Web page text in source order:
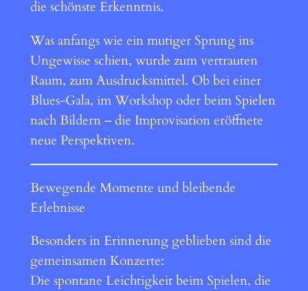
die schönste Erkenntnis.
Was anfangs wie ein mutiger Sprung ins
Ungewisse schien, wurde zum vertrauten
Raum, zum Ausdrucksmittel. Ob bei einer
Blues-Gala, im Workshop oder beim Spielen
nach Bildern – die Improvisation eröffnete
neue Perspektiven.
Bewegende Momente und bleibende
Erlebnisse
Besonders in Erinnerung geblieben sind die
gemeinsamen Konzerte:
Die spontane Leichtigkeit beim Spielen, die